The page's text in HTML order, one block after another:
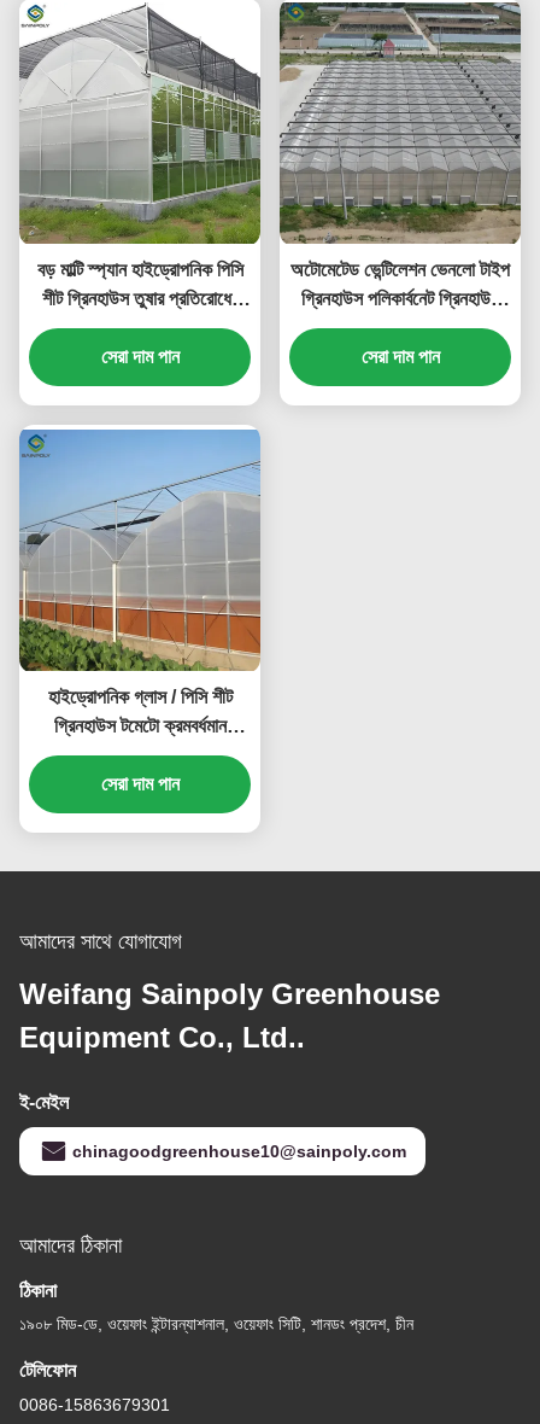
বড় মাল্টি স্প্যান হাইড্রোপনিক পিসি
শীট গ্রিনহাউস তুষার প্রতিরোধের
শক্তিশালী কাঠামো
সেরা দাম পান
অটোমেটেড ভেন্টিলেশন ভেনলো টাইপ
গ্রিনহাউস পলিকার্বনেট গ্রিনহাউস
শক্তি দক্ষ
সেরা দাম পান
হাইড্রোপনিক গ্লাস / পিসি শীট
গ্রিনহাউস টমেটো ক্রমবর্ধমান
সিস্টেমের সাথে বড়
সেরা দাম পান
আমাদের সাথে যোগাযোগ
Weifang Sainpoly Greenhouse
Equipment Co., Ltd..
ই-মেইল
chinagoodgreenhouse10@sainpoly.com
আমাদের ঠিকানা
ঠিকানা
১৯০৮ মিড-ডে, ওয়েফাং ইন্টারন্যাশনাল, ওয়েফাং সিটি, শানডং প্রদেশ, চীন
টেলিফোন
0086-15863679301